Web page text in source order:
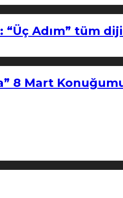
“Üç Adım” tüm
8 Mart